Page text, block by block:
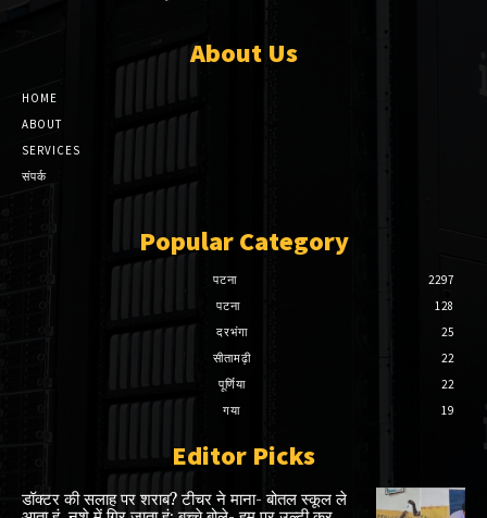
About Us
HOME
ABOUT
SERVICES
संपर्क
Popular Category
पटना
2297
पटना
128
दरभंगा
25
सीतामढ़ी
22
पूर्णिया
22
गया
19
Editor Picks
डॉक्टर की सलाह पर शराब? टीचर ने माना- बोतल स्कूल ले